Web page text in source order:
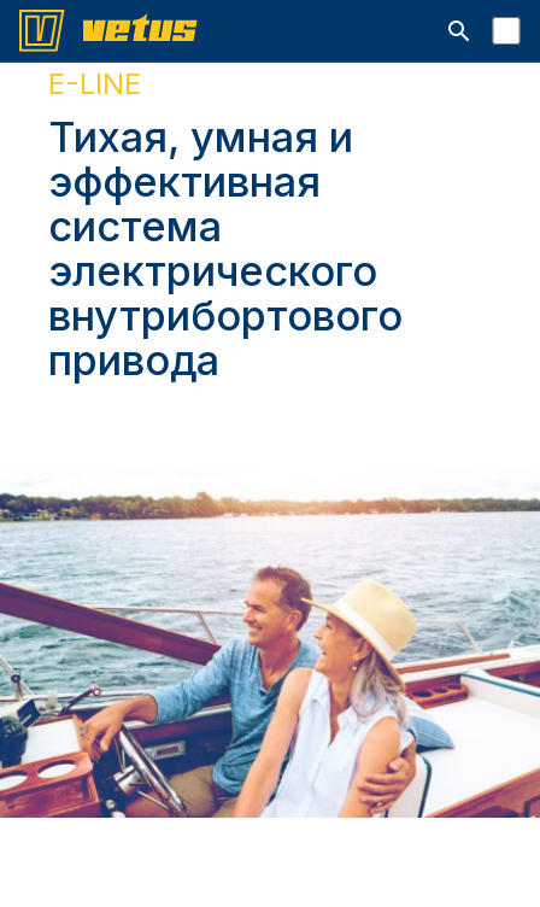
Открыть
E-LINE
Тихая, умная и
эффективная
система
электрического
внутрибортового
привода